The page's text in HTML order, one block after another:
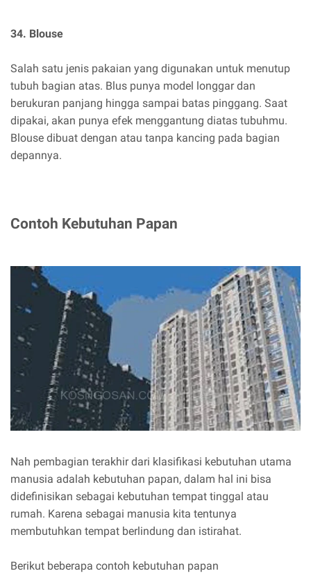
34. Blouse
Salah satu jenis pakaian yang digunakan untuk menutup
tubuh bagian atas. Blus punya model longgar dan
berukuran panjang hingga sampai batas pinggang. Saat
dipakai, akan punya efek menggantung diatas tubuhmu.
Blouse dibuat dengan atau tanpa kancing pada bagian
depannya.
Contoh Kebutuhan Papan
Nah pembagian terakhir dari klasifikasi kebutuhan utama
manusia adalah kebutuhan papan, dalam hal ini bisa
didefinisikan sebagai kebutuhan tempat tinggal atau
rumah. Karena sebagai manusia kita tentunya
membutuhkan tempat berlindung dan istirahat.
Berikut beberapa contoh kebutuhan papan